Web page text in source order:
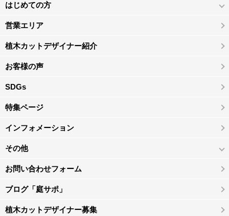
はじめての方
営業エリア
植木カットデザイナー紹介
お客様の声
SDGs
特集ページ
インフォメーション
その他
お問い合わせフォーム
ブログ「庭サポ」
植木カットデザイナー募集